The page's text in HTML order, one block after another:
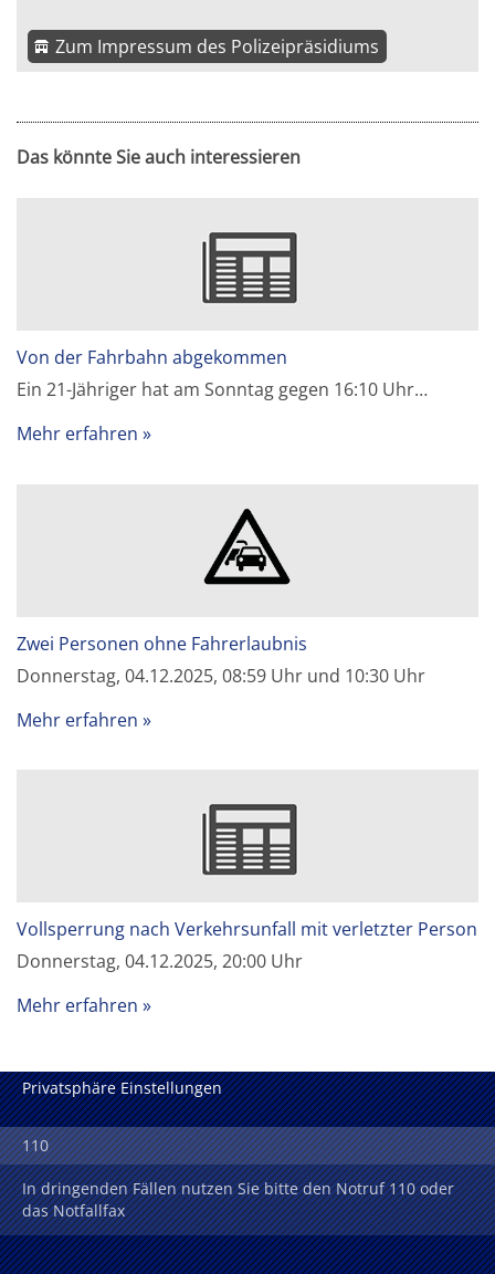
Zum Impressum des Polizeipräsidiums
Das könnte Sie auch interessieren
Von der Fahrbahn abgekommen
Ein 21-Jähriger hat am Sonntag gegen 16:10 Uhr…
Mehr erfahren
Zwei Personen ohne Fahrerlaubnis
Donnerstag, 04.12.2025, 08:59 Uhr und 10:30 Uhr
Mehr erfahren
Vollsperrung nach Verkehrsunfall mit verletzter Person
Donnerstag, 04.12.2025, 20:00 Uhr
Mehr erfahren
Privatsphäre Einstellungen
110
In dringenden Fällen nutzen Sie bitte den Notruf 110 oder
das Notfallfax